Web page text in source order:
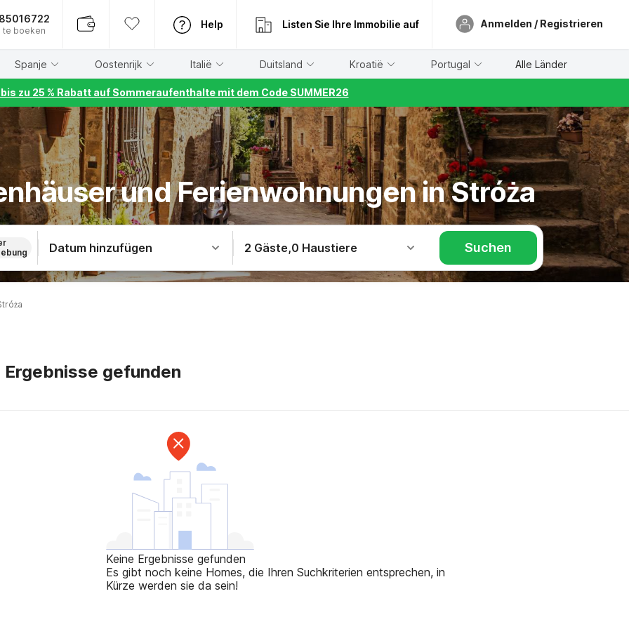
te boeken
Help Listen Sie Ihre Immobilie auf Anmelden / Registrieren
Spanje Oostenrijk Italië Duitsland Kroatië Portugal Alle Länder
zu 25 % Rabatt auf Sommeraufenthalte mit dem Code SUMMER26
und Ferienwohnungen in Stróża
Datum hinzufügen 2 Gäste,0 Haustiere Suchen
Ergebnisse gefunden
Keine Ergebnisse gefunden
Es gibt noch keine Homes, die Ihren Suchkriterien entsprechen, in
Kürze werden sie da sein!